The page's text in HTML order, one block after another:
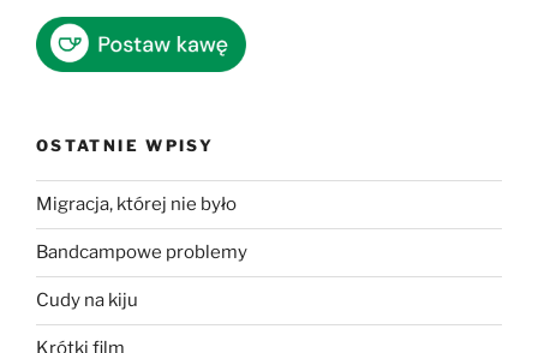
OSTATNIE WPISY
Migracja, której nie było
Bandcampowe problemy
Cudy na kiju
Krótki film